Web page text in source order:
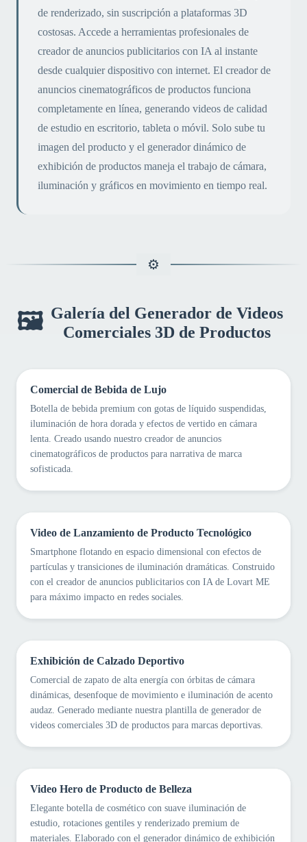
de renderizado, sin suscripción a plataformas 3D
costosas. Accede a herramientas profesionales de
creador de anuncios publicitarios con IA al instante
desde cualquier dispositivo con internet. El creador de
anuncios cinematográficos de productos funciona
completamente en línea, generando videos de calidad
de estudio en escritorio, tableta o móvil. Solo sube tu
imagen del producto y el generador dinámico de
exhibición de productos maneja el trabajo de cámara,
iluminación y gráficos en movimiento en tiempo real.
🖼️ Galería del Generador de Videos
Comerciales 3D de Productos
Comercial de Bebida de Lujo
Botella de bebida premium con gotas de líquido suspendidas,
iluminación de hora dorada y efectos de vertido en cámara
lenta. Creado usando nuestro creador de anuncios
cinematográficos de productos para narrativa de marca
sofisticada.
Video de Lanzamiento de Producto Tecnológico
Smartphone flotando en espacio dimensional con efectos de
partículas y transiciones de iluminación dramáticas. Construido
con el creador de anuncios publicitarios con IA de Lovart ME
para máximo impacto en redes sociales.
Exhibición de Calzado Deportivo
Comercial de zapato de alta energía con órbitas de cámara
dinámicas, desenfoque de movimiento e iluminación de acento
audaz. Generado mediante nuestra plantilla de generador de
videos comerciales 3D de productos para marcas deportivas.
Video Hero de Producto de Belleza
Elegante botella de cosmético con suave iluminación de
estudio, rotaciones gentiles y renderizado premium de
materiales. Elaborado con el generador dinámico de exhibición